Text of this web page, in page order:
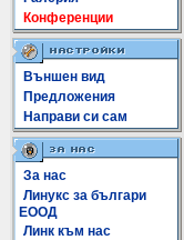
Конференции
Външен вид
Предложения
Направи си сам
За нас
Линукс за българи
ЕООД
Линк към нас